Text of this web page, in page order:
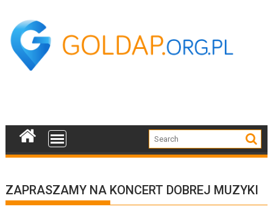
content
ZAPRASZAMY NA KONCERT DOBREJ MUZYKI